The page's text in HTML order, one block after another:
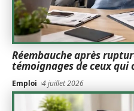
Réembauche après
témoignages de ceux qui
Emploi 4 juillet 2026